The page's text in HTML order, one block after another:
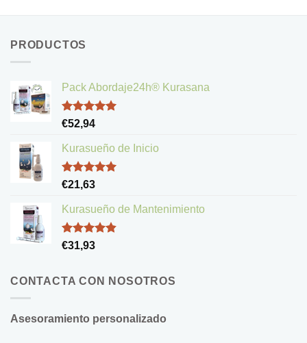
PRODUCTOS
Pack Abordaje24h® Kurasana
Valorado
de 5
€52,94
Kurasueño de Inicio
Valorado
de 5
€21,63
Kurasueño de Mantenimiento
Valorado
€31,93
CONTACTA CON NOSOTROS
Asesoramiento personalizado